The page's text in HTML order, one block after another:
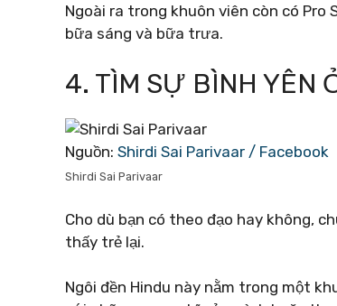
Ngoài ra trong khuôn viên còn có Pro
bữa sáng và bữa trưa.
4. TÌM SỰ BÌNH YÊN
Nguồn: Shirdi Sai Parivaar / Facebook
Shirdi Sai Parivaar
Cho dù bạn có theo đạo hay không,
thấy trẻ lại.
Ngôi đền Hindu này nằm trong một